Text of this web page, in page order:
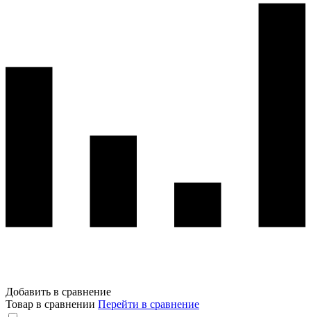
Добавить в сравнение
Товар в сравнении Перейти в сравнение